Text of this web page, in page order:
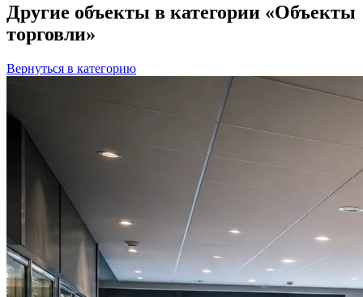
Другие объекты в категории «Объекты
торговли»
Вернуться в категорию